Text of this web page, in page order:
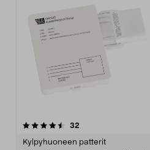
32
Kylpyhuoneen patterit
4.0 viidestä